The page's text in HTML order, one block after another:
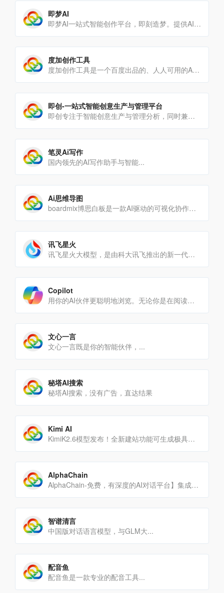
即梦AI
即梦AI一站式智能创作平台，即刻造梦。提供AI绘画和AIGC视频创作体验，拥有激发无限创作灵感的社区。让即梦A[…]
度加创作工具
度加创作工具是一个百度出品的、人人可用的AIGC创作平台。度加致力于通过AI能力降低内容生成门槛，提升创作效率[…]
即创-一站式智能创意生产与管理平台
即创专注于智能创意生产与管理分析，同时兼容开放生态，提供视频创作、图文生成、直播工具等多种场景服务，帮助客户解[…]
笔灵Ai写作
国内领先的AI写作助手与智能...
Ai思维导图
boardmix博思白板是一款AI驱动的可视化协作平台，集成AIGC生成、思维导图、流程图及多人实时协作功能。[…]
讯飞星火
讯飞星火大模型，是由科大讯飞推出的新一代认知智能大模型，拥有跨领域的知识和语言理解能力，能够基于自然对话方式理[…]
Copilot
用你的AI伙伴更聪明地浏览。无论你是在阅读文章、观看视频，还是浏览网站，都可以向Copilot提问，并获得快速[…]
文心一言
文心一言既是你的智能伙伴，...
秘塔AI搜索
秘塔AI搜索，没有广告，直达结果
Kimi AI
KimiK2.6模型发布！全新建站功能可生成极具设计感的网站，支持轻量后端模块；Agent集群全面升级，[…]
AlphaChain
AlphaChain-免费，有深度的AI对话平台】集成智谱、千帆、文心一言、零一万物和月之暗面等主流大语言[…]
智谱清言
中国版对话语言模型，与GLM大...
配音鱼
配音鱼是一款专业的配音工具...